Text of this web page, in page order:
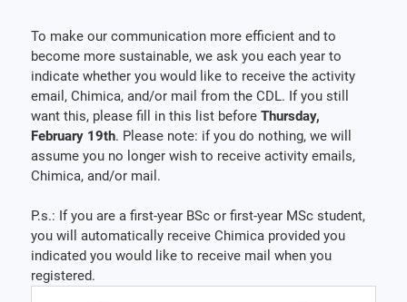
To make our communication more efficient and to
become more sustainable, we ask you each year to
indicate whether you would like to receive the activity
email, Chimica, and/or mail from the CDL. If you still
want this, please fill in this list beforeThursday,
February 19th. Please note: if you do nothing, we will
assume you no longer wish to receive activity emails,
Chimica, and/or mail.
P.s.: If you are a first-year BSc or first-year MSc student,
you will automatically receive Chimica provided you
indicated you would like to receive mail when you
registered.